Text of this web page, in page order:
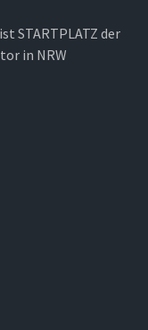
STARTPLATZ der
in NRW